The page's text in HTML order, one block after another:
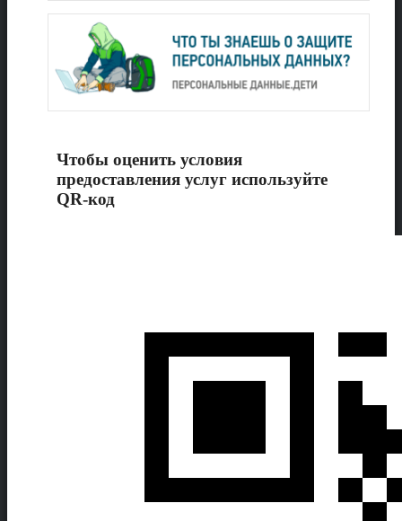
Чтобы оценить условия
предоставления услуг используйте
QR-код